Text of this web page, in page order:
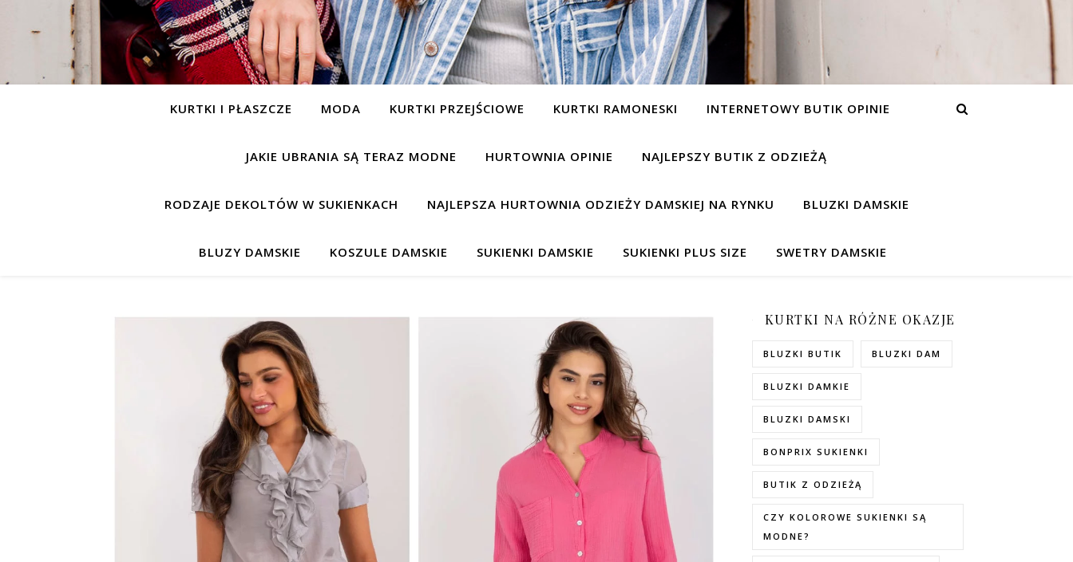
KURTKI I PŁASZCZE MODA KURTKI PRZEJŚCIOWE KURTKI RAMONESKI INTERNETOWY BUTIK OPINIE
JAKIE UBRANIA SĄ TERAZ MODNE HURTOWNIA OPINIE NAJLEPSZY BUTIK Z ODZIEŻĄ
RODZAJE DEKOLTÓW W SUKIENKACH NAJLEPSZA HURTOWNIA ODZIEŻY DAMSKIEJ NA RYNKU BLUZKI DAMSKIE
BLUZY DAMSKIE KOSZULE DAMSKIE SUKIENKI DAMSKIE SUKIENKI PLUS SIZE SWETRY DAMSKIE
KURTKI NA RÓŻNE OKAZJE
BLUZKI BUTIK BLUZKI DAM
BLUZKI DAMKIE
BLUZKI DAMSKI
BONPRIX SUKIENKI
BUTIK Z ODZIEŻĄ
CZY KOLOROWE SUKIENKI SĄ
MODNE?